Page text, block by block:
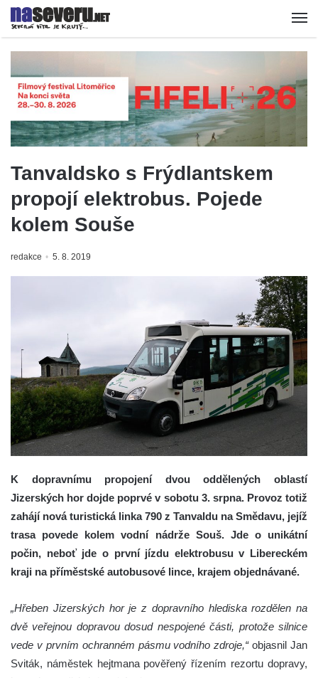
Tanvaldsko s Frýdlantskem
propojí elektrobus. Pojede
kolem Souše
redakce 5. 8. 2019
K dopravnímu propojení dvou oddělených oblastí
Jizerských hor dojde poprvé v sobotu 3. srpna. Provoz totiž
zahájí nová turistická linka 790 z Tanvaldu na Smědavu, jejíž
trasa povede kolem vodní nádrže Souš. Jde o unikátní
počin, neboť jde o první jízdu elektrobusu v Libereckém
kraji na příměstské autobusové lince, krajem objednávané.
„Hřeben Jizerských hor je z dopravního hlediska rozdělen na
dvě veřejnou dopravou dosud nespojené části, protože silnice
vede v prvním ochranném pásmu vodního zdroje,“objasnil Jan
Sviták, náměstek hejtmana pověřený řízením rezortu dopravy,